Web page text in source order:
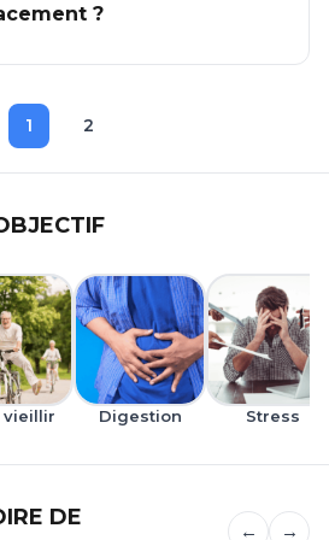
?
1 2
vieillir Digestion Stress
DE
← →